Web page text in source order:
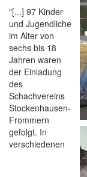
"[...] 97 Kinder
und Jugendliche
im Alter von
sechs bis 18
Jahren waren
der Einladung
des
Schachvereins
Stockenhausen-
Frommern
gefolgt. In
verschiedenen